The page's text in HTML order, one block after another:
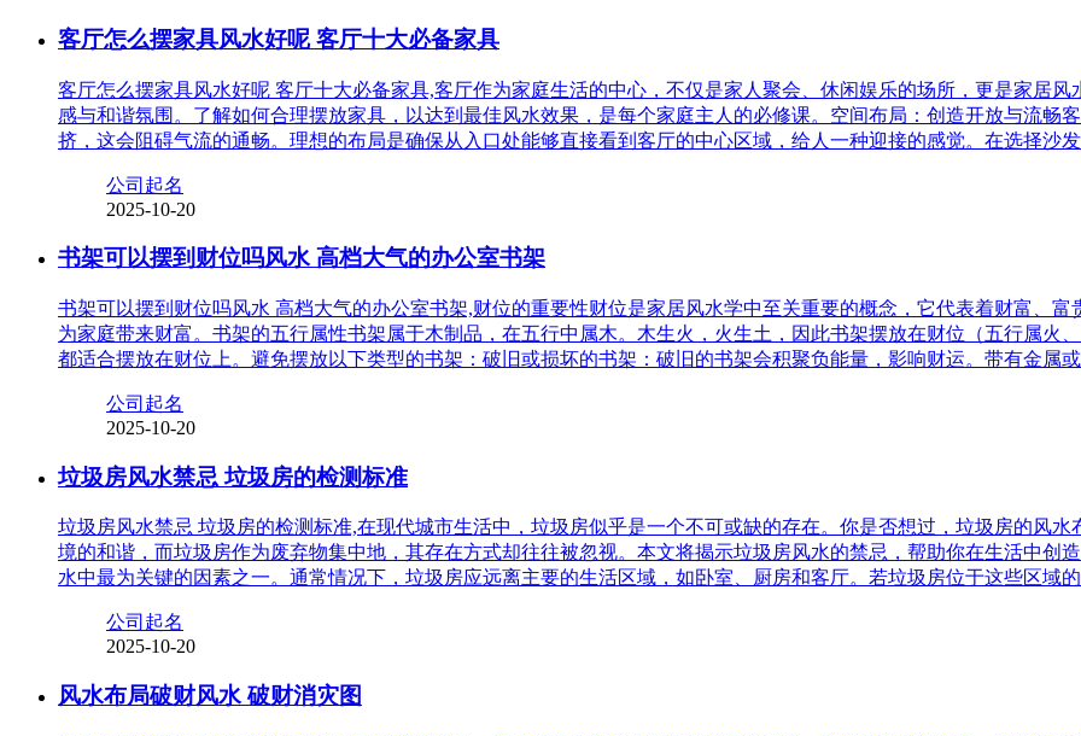
客厅怎么摆家具风水好呢 客厅十大必备家具
客厅怎么摆家具风水好呢 客厅十大必备家具,客厅作为家庭生活的中心，不仅是家人聚会、休闲娱乐的场所，更是家居
感与和谐氛围。了解如何合理摆放家具，以达到最佳风水效果，是每个家庭主人的必修课。空间布局：创造开放与流畅
挤，这会阻碍气流的通畅。理想的布局是确保从入口处能够直接看到客厅的中心区域，给人一种迎接的感觉。在选择沙
公司起名
2025-10-20
书架可以摆到财位吗风水 高档大气的办公室书架
书架可以摆到财位吗风水 高档大气的办公室书架,财位的重要性财位是家居风水学中至关重要的概念，它代表着财富、
为家庭带来财富。书架的五行属性书架属于木制品，在五行中属木。木生火，火生土，因此书架摆放在财位（五行属火
都适合摆放在财位上。避免摆放以下类型的书架：破旧或损坏的书架：破旧的书架会积聚负能量，影响财运。带有金属
公司起名
2025-10-20
垃圾房风水禁忌 垃圾房的检测标准
垃圾房风水禁忌 垃圾房的检测标准,在现代城市生活中，垃圾房似乎是一个不可或缺的存在。你是否想过，垃圾房的风
境的和谐，而垃圾房作为废弃物集中地，其存在方式却往往被忽视。本文将揭示垃圾房风水的禁忌，帮助你在生活中创
水中最为关键的因素之一。通常情况下，垃圾房应远离主要的生活区域，如卧室、厨房和客厅。若垃圾房位于这些区域
公司起名
2025-10-20
风水布局破财风水 破财消灾图